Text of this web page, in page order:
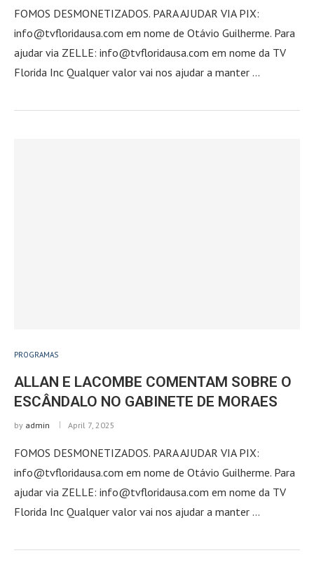
FOMOS DESMONETIZADOS. PARA AJUDAR VIA PIX:
info@tvfloridausa.com em nome de Otávio Guilherme. Para
ajudar via ZELLE: info@tvfloridausa.com em nome da TV
Florida Inc Qualquer valor vai nos ajudar a manter …
PROGRAMAS
ALLAN E LACOMBE COMENTAM SOBRE O
ESCÂNDALO NO GABINETE DE MORAES
by admin April 7, 2025
FOMOS DESMONETIZADOS. PARA AJUDAR VIA PIX:
info@tvfloridausa.com em nome de Otávio Guilherme. Para
ajudar via ZELLE: info@tvfloridausa.com em nome da TV
Florida Inc Qualquer valor vai nos ajudar a manter …